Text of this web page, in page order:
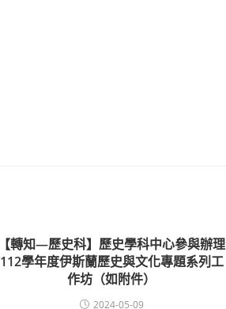
【轉知—歷史科】歷史學科中心參與辦理
112學年度伊斯蘭歷史與文化專題系列工
作坊（如附件）
2024-05-09